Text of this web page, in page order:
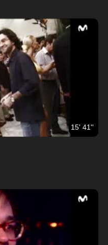
15' 41''